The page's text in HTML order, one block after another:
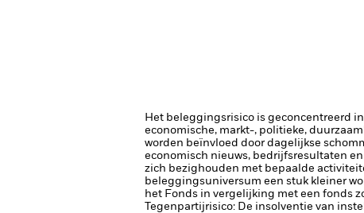
Het beleggingsrisico is geconcentreerd
economische, markt-, politieke,
worden beïnvloed door dagelijkse
economisch nieuws, bedrijfsresultaten
zich bezighouden met bepaalde
beleggingsuniversum een stuk kleiner
het Fonds in vergelijking met een fonds
Tegenpartijrisico: De insolventie van